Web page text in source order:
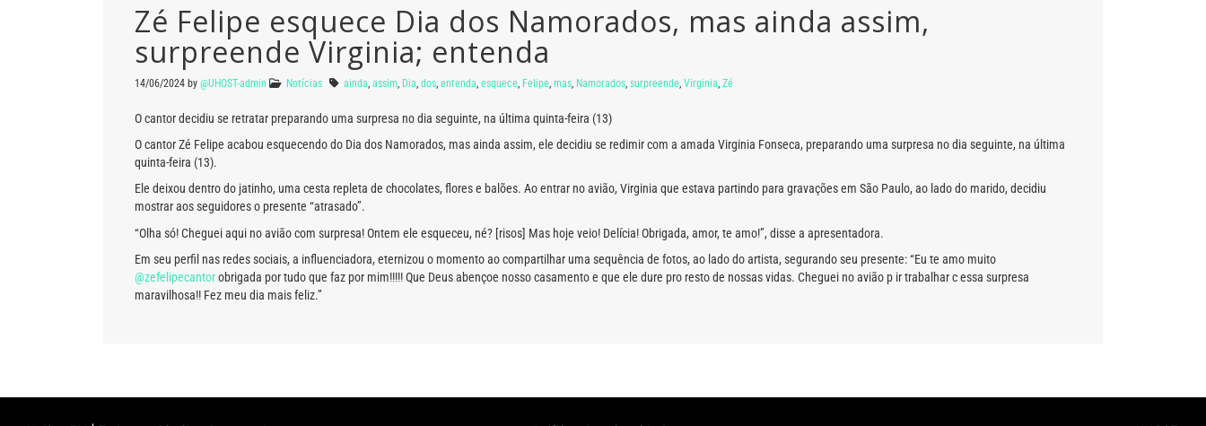
Zé Felipe esquece Dia dos Namorados, mas ainda assim,
surpreende Virginia; entenda
14/06/2024 by @UHOST-admin Notícias ainda assim Dia dos entenda esquece Felipe mas Namorados surpreende Virginia Zé
O cantor decidiu se retratar preparando uma surpresa no dia seguinte, na última quinta-feira (13)
O cantor Zé Felipe acabou esquecendo do Dia dos Namorados, mas ainda assim, ele decidiu se redimir com a amada Virginia Fonseca, preparando uma surpresa no dia seguinte, na última
quinta-feira (13).
Ele deixou dentro do jatinho, uma cesta repleta de chocolates, flores e balões. Ao entrar no avião, Virginia que estava partindo para gravações em São Paulo, ao lado do marido, decidiu
mostrar aos seguidores o presente “atrasado”.
“Olha só! Cheguei aqui no avião com surpresa! Ontem ele esqueceu, né? [risos] Mas hoje veio! Delícia! Obrigada, amor, te amo!”, disse a apresentadora.
Em seu perfil nas redes sociais, a influenciadora, eternizou o momento ao compartilhar uma sequência de fotos, ao lado do artista, segurando seu presente: “Eu te amo muito
@zefelipecantorobrigada por tudo que faz por mim!!!!! Que Deus abençoe nosso casamento e que ele dure pro resto de nossas vidas. Cheguei no avião p ir trabalhar c essa surpresa
maravilhosa!! Fez meu dia mais feliz.”